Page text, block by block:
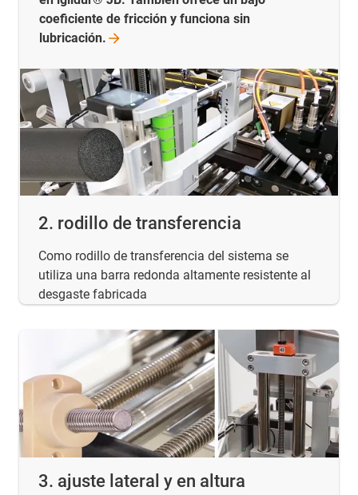
2. rodillo de transferencia
Como rodillo de transferencia del sistema se
utiliza una barra redonda altamente resistente al
desgaste fabricada
coeficiente de fricción y funciona sin
lubricación.
3. ajuste lateral y en altura